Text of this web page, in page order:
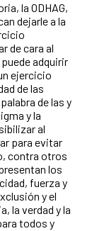
la ODHAG,
dejarle a la
de cara al
adquirir
ejercicio
de las
de las y
y la
al
para evitar
contra otros
los
fuerza y
y el
la verdad y la
todos y